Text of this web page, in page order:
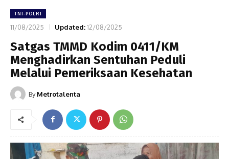
TNI-POLRI
11/08/2025 Updated:12/08/2025
Satgas TMMD Kodim 0411/KM
Menghadirkan Sentuhan Peduli
Melalui Pemeriksaan Kesehatan
By Metrotalenta